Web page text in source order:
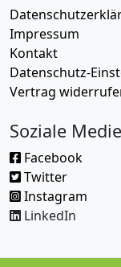
Impressum
Kontakt
Datenschutz-
Vertrag
Soziale
Facebook
Twitter
Instagram
LinkedIn